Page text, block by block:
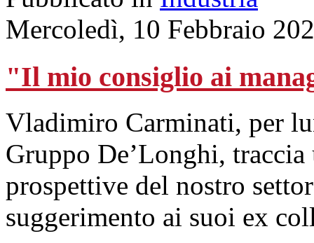
Mercoledì, 10 Febbraio
"Il mio consiglio ai
Vladimiro Carminati, per
Gruppo De’Longhi,
prospettive del nostro
suggerimento ai suoi ex